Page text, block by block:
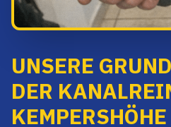
UNSERE
DER
KEMPERSHÖHE